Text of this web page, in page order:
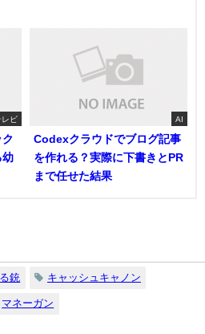
レビ
ク
幼
AI
Codexクラウドでブログ記事
を作れる？実際に下書きとPR
まで任せた結果
銃 キャッシュキャノン
マネーガン